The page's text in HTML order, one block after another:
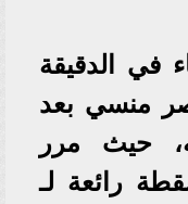
في الدقيقة
منسي بعد
حيث مرر
رائعة لـ